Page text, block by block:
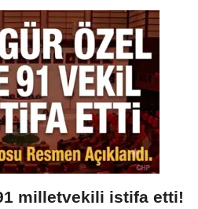
milletvekili istifa etti!